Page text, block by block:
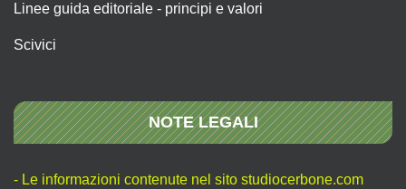
Linee guida editoriale - principi e valori
Scivici
NOTE LEGALI
- Le informazioni contenute nel sito studiocerbone.com